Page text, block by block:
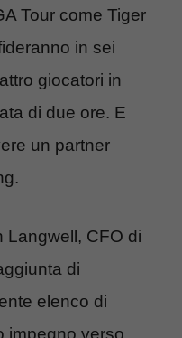
Tour come Tiger
in sei
giocatori in
di due ore. E
un partner
Langwell, CFO di
di
elenco di
impegno verso